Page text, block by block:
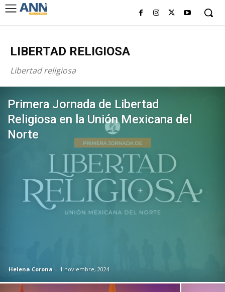
LIBERTAD RELIGIOSA
Libertad religiosa
Primera Jornada de Libertad
Religiosa en la Unión Mexicana del
Norte
Helena Corona - 1 noviembre, 2024